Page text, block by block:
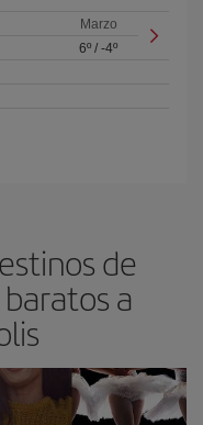
Marzo
6º /-4º
de
a